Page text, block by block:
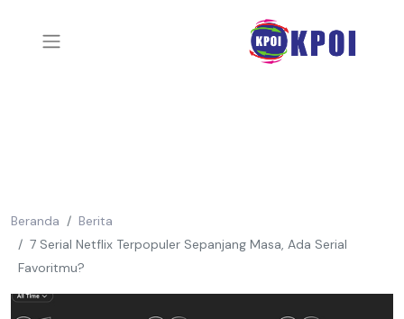
Beranda
Berita
7 Serial Netflix Terpopuler Sepanjang Masa, Ada Serial
Favoritmu?